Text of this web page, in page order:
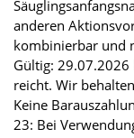
anderen
kombinierbar und
Gültig:
reicht. Wir
Keine
23: Bei